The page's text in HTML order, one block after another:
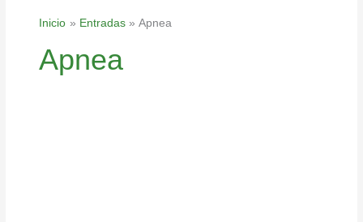
Inicio Entradas Apnea
Apnea